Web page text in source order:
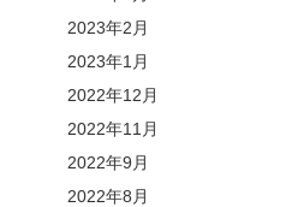
2023年2月
2023年1月
2022年12月
2022年11月
2022年9月
2022年8月